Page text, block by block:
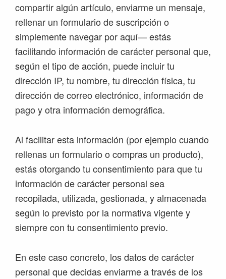
compartir algún artículo, enviarme un mensaje,
rellenar un formulario de suscripción o
simplemente navegar por aquí— estás
facilitando información de carácter personal que,
según el tipo de acción, puede incluir tu
dirección IP, tu nombre, tu dirección física, tu
dirección de correo electrónico, información de
pago y otra información demográfica.
Al facilitar esta información (por ejemplo cuando
rellenas un formulario o compras un producto),
estás otorgando tu consentimiento para que tu
información de carácter personal sea
recopilada, utilizada, gestionada, y almacenada
según lo previsto por la normativa vigente y
siempre con tu consentimiento previo.
En este caso concreto, los datos de carácter
personal que decidas enviarme a través de los